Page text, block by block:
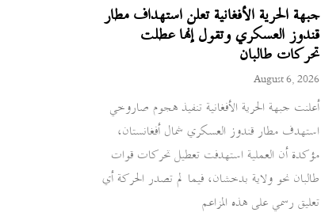
جبهة الحرية الأفغانية تعلن استهداف مطار
قندوز العسكري وتقول إنها عطلت
تحركات طالبان
August 6, 2026
أعلنت جبهة الحرية الأفغانية تنفيذ هجوم صاروخي
استهدف مطار قندوز العسكري شمال أفغانستان،
مؤكدة أن العملية استهدفت تعطيل تحركات قوات
طالبان نحو ولاية بدخشان، فيما لم تصدر الحركة أي
تعليق رسمي على هذه المزاعم